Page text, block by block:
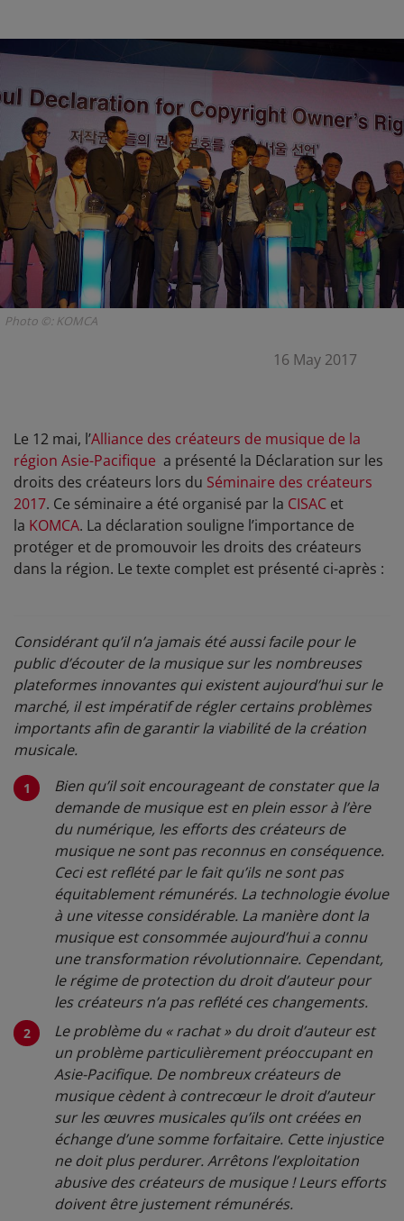
Photo ©: KOMCA
16 May 2017
Le 12 mai, l’Alliance des créateurs de musique de la
région Asie-Pacifique a présenté la Déclaration sur les
droits des créateurs lors du Séminaire des créateurs
2017. Ce séminaire a été organisé par la CISAC et
la KOMCA. La déclaration souligne l’importance de
protéger et de promouvoir les droits des créateurs
dans la région. Le texte complet est présenté ci-après :
Considérant qu’il n’a jamais été aussi facile pour le
public d’écouter de la musique sur les nombreuses
plateformes innovantes qui existent aujourd’hui sur le
marché, il est impératif de régler certains problèmes
importants afin de garantir la viabilité de la création
musicale.
Bien qu’il soit encourageant de constater que la
demande de musique est en plein essor à l’ère
du numérique, les efforts des créateurs de
musique ne sont pas reconnus en conséquence.
Ceci est reflété par le fait qu’ils ne sont pas
équitablement rémunérés. La technologie évolue
à une vitesse considérable. La manière dont la
musique est consommée aujourd’hui a connu
une transformation révolutionnaire. Cependant,
le régime de protection du droit d’auteur pour
les créateurs n’a pas reflété ces changements.
Le problème du « rachat » du droit d’auteur est
un problème particulièrement préoccupant en
Asie-Pacifique. De nombreux créateurs de
musique cèdent à contrecœur le droit d’auteur
sur les œuvres musicales qu’ils ont créées en
échange d’une somme forfaitaire. Cette injustice
ne doit plus perdurer. Arrêtons l’exploitation
abusive des créateurs de musique ! Leurs efforts
doivent être justement rémunérés.